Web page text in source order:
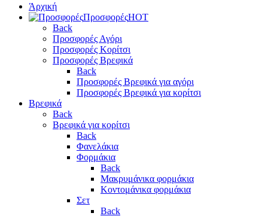
Άρχική
ΠροσφορέςHOT
Back
Προσφορές Αγόρι
Προσφορές Κορίτσι
Προσφορές Βρεφικά
Back
Προσφορές Βρεφικά για αγόρι
Προσφορές Βρεφικά για κορίτσι
Βρεφικά
Back
Βρεφικά για κορίτσι
Back
Φανελάκια
Φορμάκια
Back
Μακρυμάνικα φορμάκια
Κοντομάνικα φορμάκια
Σετ
Back